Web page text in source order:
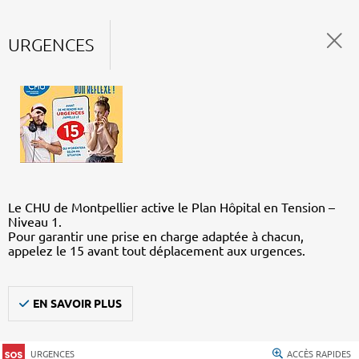
URGENCES
Le CHU de Montpellier active le Plan Hôpital en Tension –
Niveau 1.
Pour garantir une prise en charge adaptée à chacun,
appelez le 15 avant tout déplacement aux urgences.
EN SAVOIR PLUS
URGENCES ACCÈS RAPIDES